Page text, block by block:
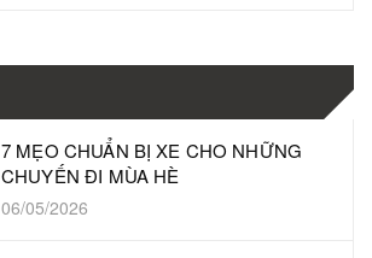
7 MẸO CHUẨN BỊ XE CHO NHỮNG
CHUYẾN ĐI MÙA HÈ
06/05/2026